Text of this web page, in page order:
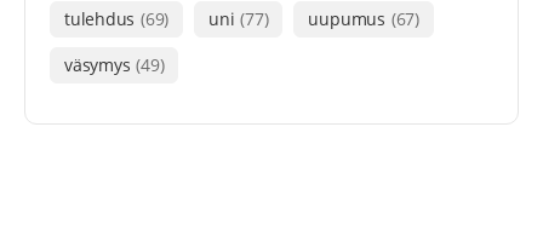
tulehdus (69) uni (77) uupumus (67)
väsymys (49)